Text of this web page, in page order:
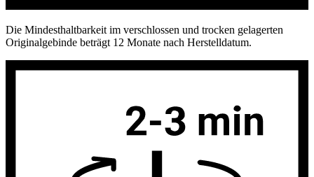
Die Mindesthaltbarkeit im verschlossen und trocken gelagerten
Originalgebinde beträgt 12 Monate nach Herstelldatum.